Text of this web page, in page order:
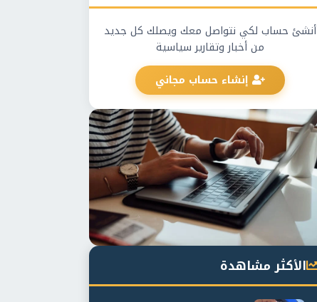
أنشئ حساب لكي نتواصل معك ويصلك كل جديد
من أخبار وتقارير سياسية
إنشاء حساب مجاني
الأكثر مشاهدة